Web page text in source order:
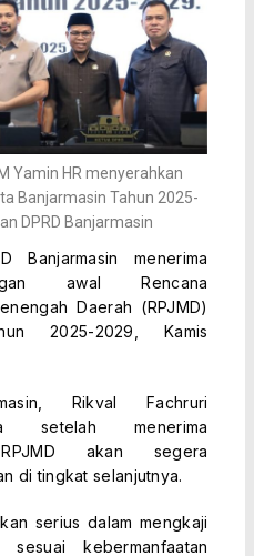
Yamin HR menyerahkan
Banjarmasin Tahun 2025-
DPRD Banjarmasin
Banjarmasin menerima
awal Rencana
Daerah (RPJMD)
2025-2029, Kamis
Rikval Fachruri
setelah menerima
akan segera
di tingkat selanjutnya.
serius dalam mengkaji
kebermanfaatan